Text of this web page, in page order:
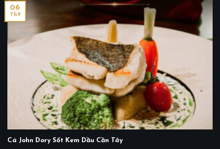
Cá John Dory Sốt Kem Dầu Cần Tây
06
Th9